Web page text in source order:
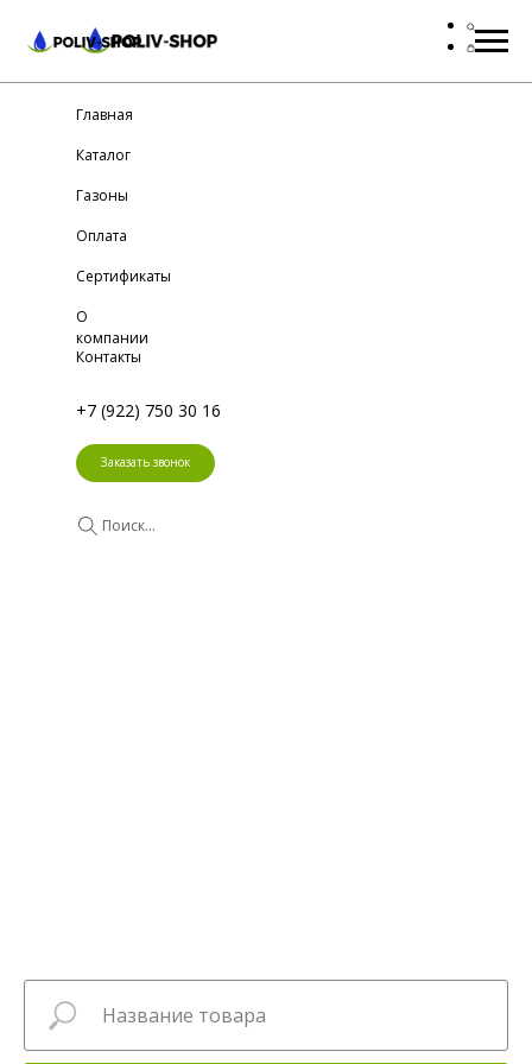
Заказать звонок
+7 (922) 750 30 16
Главная
Каталог
Газоны
Оплата
Сертификаты
О
компании
Контакты
Поиск...